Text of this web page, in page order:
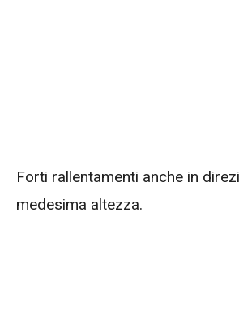
Forti rallentamenti anche in
medesima altezza.